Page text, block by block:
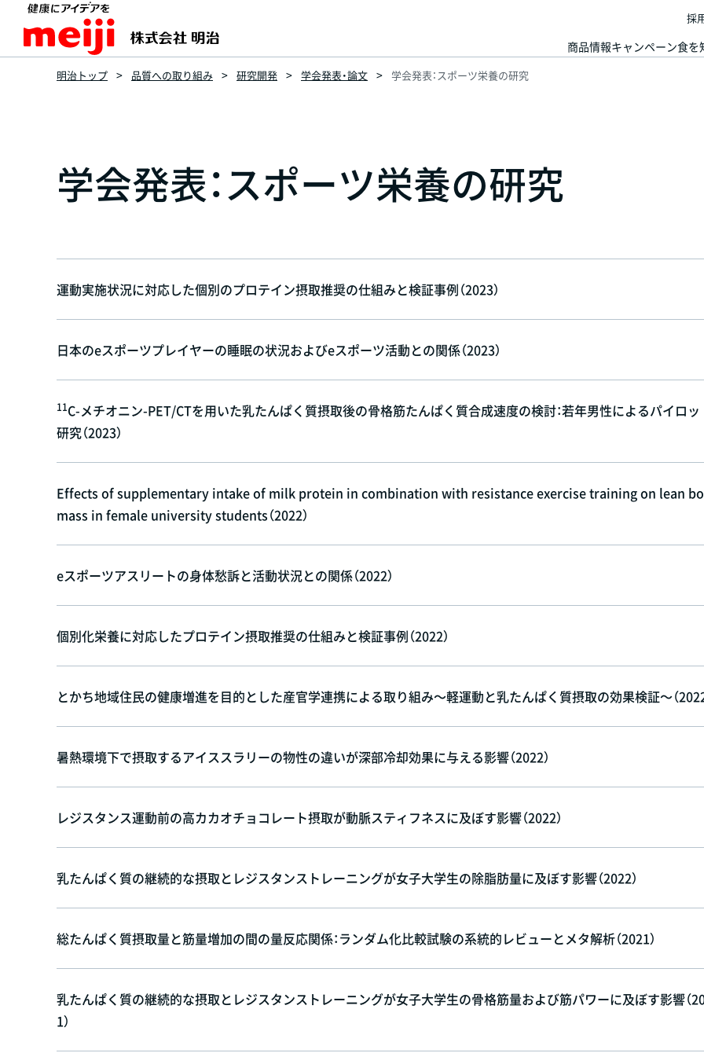
商品情報キャンペーン食を
採
明治トップ 品質への取り組み 研究開発 学会発表・論文 学会発表：スポーツ栄養の研究
学会発表：スポーツ栄養の研究
運動実施状況に対応した個別のプロテイン摂取推奨の仕組みと検証事例（2023）
日本のeスポーツプレイヤーの睡眠の状況およびeスポーツ活動との関係（2023）
11C-メチオニン-PET/CTを用いた乳たんぱく質摂取後の骨格筋たんぱく質合成速度の検討：若年男性によるパイロッ
研究（2023）
Effects of supplementary intake of milk protein in combination with resistance exercise training on lean
mass in female university students（2022）
eスポーツアスリートの身体愁訴と活動状況との関係（2022）
個別化栄養に対応したプロテイン摂取推奨の仕組みと検証事例（2022）
とかち地域住民の健康増進を目的とした産官学連携による取り組み～軽運動と乳たんぱく質摂取の効果検証～（
暑熱環境下で摂取するアイススラリーの物性の違いが深部冷却効果に与える影響（2022）
レジスタンス運動前の高カカオチョコレート摂取が動脈スティフネスに及ぼす影響（2022）
乳たんぱく質の継続的な摂取とレジスタンストレーニングが女子大学生の除脂肪量に及ぼす影響（2022）
総たんぱく質摂取量と筋量増加の間の量反応関係：ランダム化比較試験の系統的レビューとメタ解析（2021）
乳たんぱく質の継続的な摂取とレジスタンストレーニングが女子大学生の骨格筋量および筋パワーに及ぼす影響（
1）